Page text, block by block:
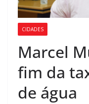
CIDADES
Marcel
fim da
de água